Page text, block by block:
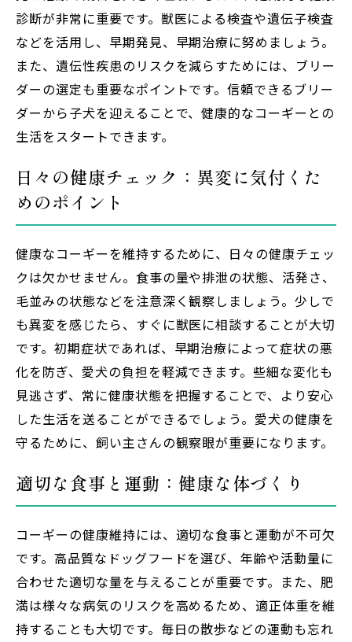
診断が非常に重要です。獣医による検査や遺伝子検査
などを活用し、早期発見、早期治療に努めましょう。
また、遺伝性疾患のリスクを減らすためには、ブリー
ダーの選定も重要なポイントです。信頼できるブリー
ダーから子犬を迎えることで、健康的なコーギーとの
生活をスタートできます。
日々の健康チェック：異変に気付くた
めのポイント
健康なコーギーを維持するために、日々の健康チェッ
クは欠かせません。食事の量や排泄の状態、活発さ、
毛並みの状態などを注意深く観察しましょう。少しで
も異変を感じたら、すぐに獣医に相談することが大切
です。初期症状であれば、早期治療によって症状の悪
化を防ぎ、愛犬の負担を軽減できます。些細な変化も
見逃さず、常に健康状態を把握することで、より安心
した生活を送ることができるでしょう。愛犬の健康を
守るために、飼い主さんの観察眼が重要になります。
適切な食事と運動：健康な体づくり
コーギーの健康維持には、適切な食事と運動が不可欠
です。高品質なドッグフードを選び、年齢や活動量に
合わせた適切な量を与えることが重要です。また、肥
満は様々な病気のリスクを高めるため、適正体重を維
持することも大切です。毎日の散歩などの運動も忘れ